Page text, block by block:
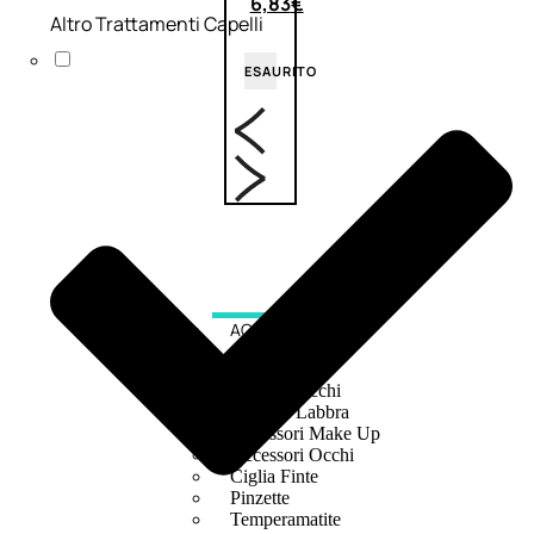
ESAURITO
ACCESSORI
Pennelli Occhi
Pennelli Labbra
Accessori Make Up
Accessori Occhi
Ciglia Finte
Pinzette
Temperamatite
Altro Trattamenti Capelli